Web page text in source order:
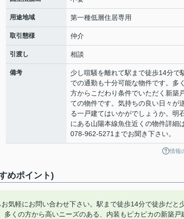
用途地域 第一種低層住居専用
取引態様 仲介
引渡し 相談
備考
少し喧騒を離れて駅まで徒歩14分で
での通勤も十分可能な物件です。多
方からこだわり条件でいただく新築
ての物件です。気持ちの良い日々が
る一戸建てはいかがでしょうか。明
にある山陽本線魚住近くの物件詳細は
078-962-5271までお聞き下さい。
情報
めポイント)
気軽にお問い合わせ下さい。駅まで徒歩14分で徒歩だと
くの方から高いニーズのある、内装もピカピカの新築戸